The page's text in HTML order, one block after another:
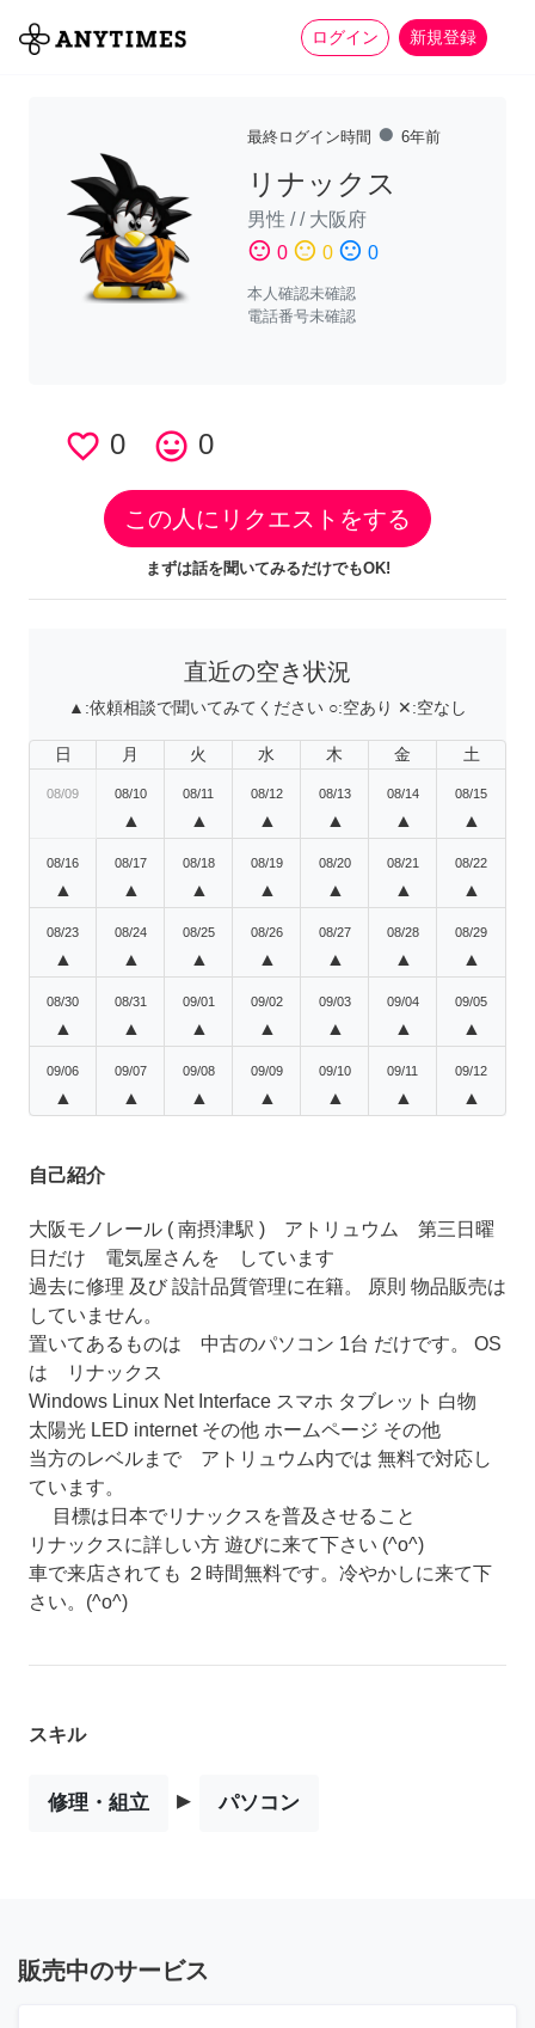
ログイン 新規登録
全て 家事 more_horiz
最終ログイン時間 fiber_manual_record 6年前
リナックス
男性 // 大阪府
sentiment_satisfied 0 sentiment_neutral 0 sentiment_dissatisfied 0
本人確認未確認
電話番号未確認
favorite_border 0 tag_faces 0
この人にリクエストをする
まずは話を聞いてみるだけでもOK!
直近の空き状況
▲:依頼相談で聞いてみてください ○:空あり ✕:空なし
日 月 火 水 木 金 土
08/09 08/10
▲
08/11
▲
08/12
▲
08/13
▲
08/14
▲
08/15
▲
08/16
▲
08/17
▲
08/18
▲
08/19
▲
08/20
▲
08/21
▲
08/22
▲
08/23
▲
08/24
▲
08/25
▲
08/26
▲
08/27
▲
08/28
▲
08/29
▲
08/30
▲
08/31
▲
09/01
▲
09/02
▲
09/03
▲
09/04
▲
09/05
▲
09/06
▲
09/07
▲
09/08
▲
09/09
▲
09/10
▲
09/11
▲
09/12
▲
自己紹介
大阪モノレール ( 南摂津駅 ) アトリュウム 第三日曜
日だけ 電気屋さんを しています
過去に修理 及び 設計品質管理に在籍。 原則 物品販売は
していません。
置いてあるものは 中古のパソコン 1台 だけです。 OS
は リナックス
Windows Linux Net Interface スマホ タブレット 白物
太陽光 LED internet その他 ホームページ その他
当方のレベルまで アトリュウム内では 無料で対応し
ています。
目標は日本でリナックスを普及させること
リナックスに詳しい方 遊びに来て下さい (^o^)
車で来店されても ２時間無料です。冷やかしに来て下
さい。(^o^)
スキル
修理・組立 ▸ パソコン
販売中のサービス